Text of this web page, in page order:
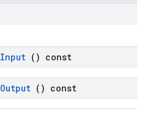
Input () const
Output () const